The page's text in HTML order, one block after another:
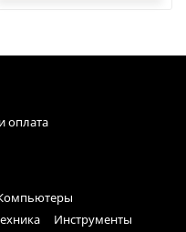
оплата
Инструменты